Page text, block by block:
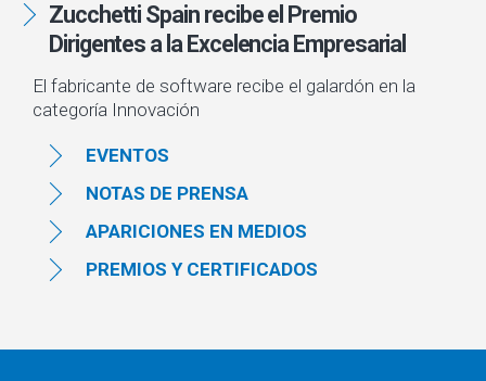
Zucchetti Spain recibe el Premio
Dirigentes a la Excelencia Empresarial
El fabricante de software recibe el galardón en la
categoría Innovación
EVENTOS
NOTAS DE PRENSA
APARICIONES EN MEDIOS
PREMIOS Y CERTIFICADOS